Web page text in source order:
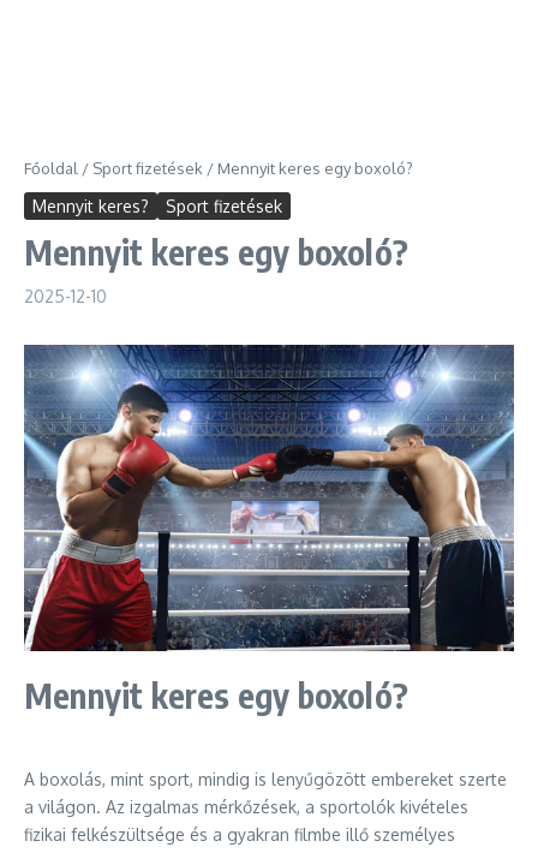
Főoldal / Sport fizetések / Mennyit keres egy boxoló?
Mennyit keres? Sport fizetések
Mennyit keres egy boxoló?
2025-12-10
Mennyit keres egy boxoló?
A boxolás, mint sport, mindig is lenyűgözött embereket szerte
a világon. Az izgalmas mérkőzések, a sportolók kivételes
fizikai felkészültsége és a gyakran filmbe illő személyes